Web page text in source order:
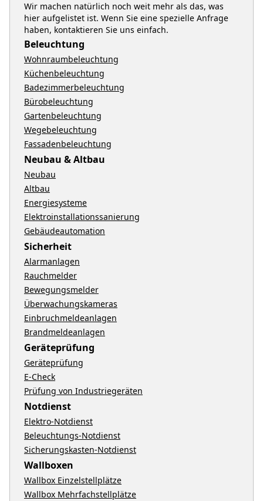
Wir machen natürlich noch weit mehr als das, was
hier aufgelistet ist. Wenn Sie eine spezielle Anfrage
haben, kontaktieren Sie uns einfach.
Beleuchtung
Wohnraumbeleuchtung
Küchenbeleuchtung
Badezimmerbeleuchtung
Bürobeleuchtung
Gartenbeleuchtung
Wegebeleuchtung
Fassadenbeleuchtung
Neubau & Altbau
Neubau
Altbau
Energiesysteme
Elektroinstallationssanierung
Gebäudeautomation
Sicherheit
Alarmanlagen
Rauchmelder
Bewegungsmelder
Überwachungskameras
Einbruchmeldeanlagen
Brandmeldeanlagen
Geräteprüfung
Geräteprüfung
E-Check
Prüfung von Industriegeräten
Notdienst
Elektro-Notdienst
Beleuchtungs-Notdienst
Sicherungskasten-Notdienst
Wallboxen
Wallbox Einzelstellplätze
Wallbox Mehrfachstellplätze